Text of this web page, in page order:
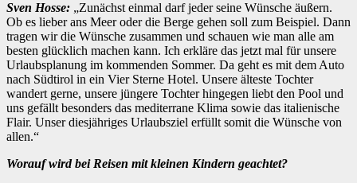
Sven Hosse: „Zunächst einmal darf jeder seine Wünsche äußern.
Ob es lieber ans Meer oder die Berge gehen soll zum Beispiel. Dann
tragen wir die Wünsche zusammen und schauen wie man alle am
besten glücklich machen kann. Ich erkläre das jetzt mal für unsere
Urlaubsplanung im kommenden Sommer. Da geht es mit dem Auto
nach Südtirol in ein Vier Sterne Hotel. Unsere älteste Tochter
wandert gerne, unsere jüngere Tochter hingegen liebt den Pool und
uns gefällt besonders das mediterrane Klima sowie das italienische
Flair. Unser diesjähriges Urlaubsziel erfüllt somit die Wünsche von
allen.“
Worauf wird bei Reisen mit kleinen Kindern geachtet?